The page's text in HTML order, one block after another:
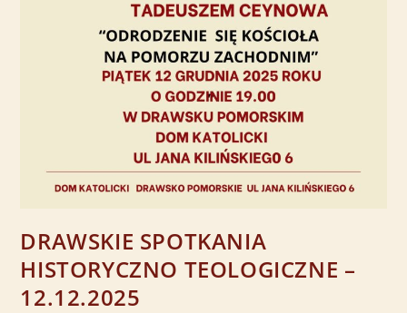
DRAWSKIE SPOTKANIA
HISTORYCZNO TEOLOGICZNE –
12.12.2025